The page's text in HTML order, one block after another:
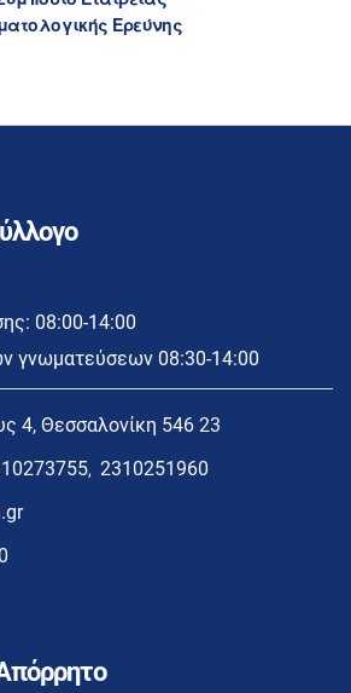
Ερεύνης
08:00-14:00
γνωματεύσεων 08:30-14:00
4, Θεσσαλονίκη 546 23
, 2310251960